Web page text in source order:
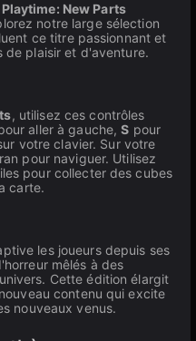
New Parts
notre large sélection
ce titre passionnant et
de plaisir et d'aventure.
, utilisez ces contrôles
aller à gauche,S pour
votre clavier. Sur votre
pour naviguer. Utilisez
pour collecter des cubes
carte.
les joueurs depuis ses
mêlés à des
Cette édition élargit
contenu qui excite
nouveaux venus.